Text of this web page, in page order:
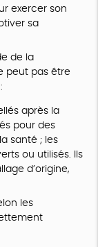
exercer son
sa
de la
peut pas être
après la
pour des
santé ; les
ou utilisés. Ils
d’origine,
les